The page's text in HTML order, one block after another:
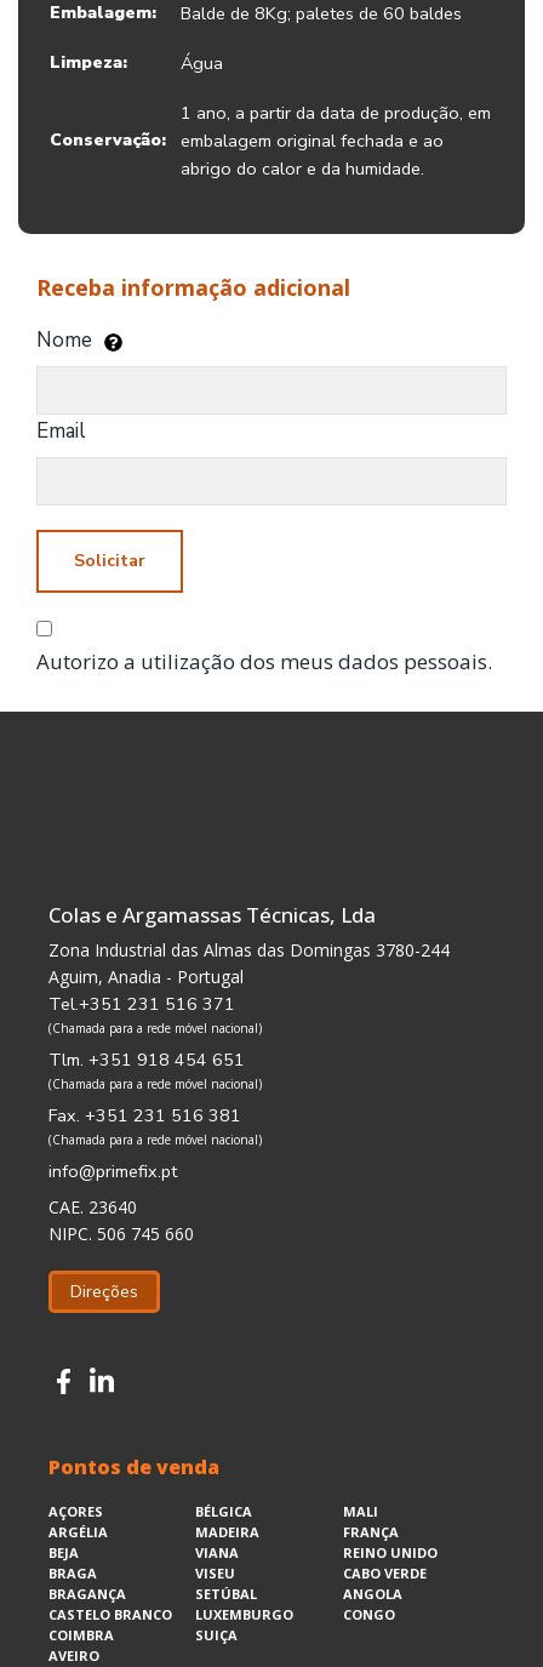
Embalagem: Balde de 8Kg; paletes de 60 baldes
Limpeza: Água
Conservação:
1 ano, a partir da data de produção, em
embalagem original fechada e ao
abrigo do calor e da humidade.
Receba informação adicional
Nome
Email
Solicitar
Autorizo a utilização dos meus dados pessoais.
Colas e Argamassas Técnicas, Lda
Zona Industrial das Almas das Domingas 3780-244
Aguim, Anadia - Portugal
Tel.+351 231 516 371
(Chamada para a rede móvel nacional)
Tlm. +351 918 454 651
(Chamada para a rede móvel nacional)
Fax. +351 231 516 381
(Chamada para a rede móvel nacional)
info@primefix.pt
CAE. 23640
NIPC. 506 745 660
Direções
Pontos de venda
AÇORES
ARGÉLIA
BEJA
BRAGA
BRAGANÇA
CASTELO BRANCO
COIMBRA
AVEIRO
BÉLGICA
MADEIRA
VIANA
VISEU
SETÚBAL
LUXEMBURGO
SUIÇA
MALI
FRANÇA
REINO UNIDO
CABO VERDE
ANGOLA
CONGO